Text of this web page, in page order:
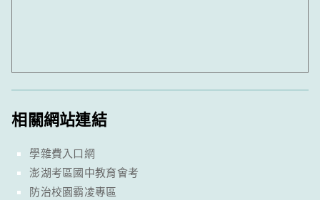
相關網站連結
學雜費入口網
澎湖考區國中教育會考
防治校園霸凌專區